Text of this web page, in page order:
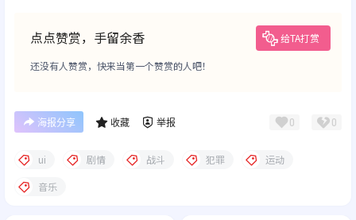
点点赞赏，手留余香 给TA打赏
还没有人赞赏，快来当第一个赞赏的人吧！
海报分享 收藏 举报 0 0
ui 剧情 战斗 犯罪
运动
音乐